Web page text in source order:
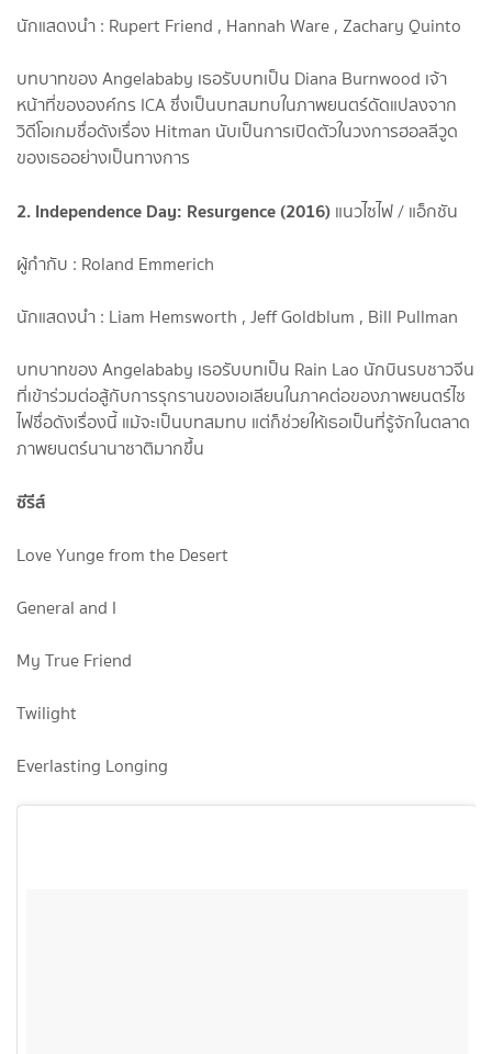
นักแสดงนำ : Rupert Friend , Hannah Ware , Zachary Quinto
บทบาทของ Angelababy เธอรับบทเป็น Diana Burnwood เจ้า
หน้าที่ขององค์กร ICA ซึ่งเป็นบทสมทบในภาพยนตร์ดัดแปลงจาก
วิดีโอเกมชื่อดังเรื่อง Hitman นับเป็นการเปิดตัวในวงการฮอลลีวูด
ของเธออย่างเป็นทางการ
2. Independence Day: Resurgence (2016) แนวไซไฟ / แอ็กชัน
ผู้กำกับ : Roland Emmerich
นักแสดงนำ : Liam Hemsworth , Jeff Goldblum , Bill Pullman
บทบาทของ Angelababy เธอรับบทเป็น Rain Lao นักบินรบชาวจีน
ที่เข้าร่วมต่อสู้กับการรุกรานของเอเลียนในภาคต่อของภาพยนตร์ไซ
ไฟชื่อดังเรื่องนี้ แม้จะเป็นบทสมทบ แต่ก็ช่วยให้เธอเป็นที่รู้จักในตลาด
ภาพยนตร์นานาชาติมากขึ้น
ซีรีส์
Love Yunge from the Desert
General and I
My True Friend
Twilight
Everlasting Longing